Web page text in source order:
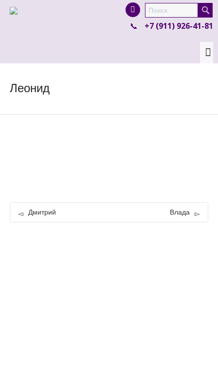
product in a size size .
colour items.
+7 (911) 926-41-81
Леонид
Дмитрий Влада